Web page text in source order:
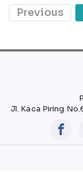
Previous
Jl. Kaca Piring